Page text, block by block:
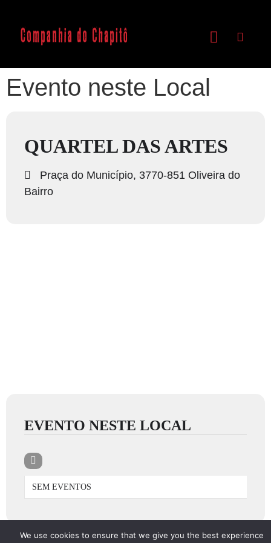
Evento neste Local
QUARTEL DAS ARTES
Praça do Município, 3770-851 Oliveira do
Bairro
EVENTO NESTE LOCAL
SEM EVENTOS
We use cookies to ensure that we give you the best experience